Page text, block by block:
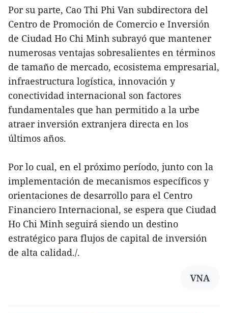
Por su parte, Cao Thi Phi Van subdirectora del
Centro de Promoción de Comercio e Inversión
de Ciudad Ho Chi Minh subrayó que mantener
numerosas ventajas sobresalientes en términos
de tamaño de mercado, ecosistema empresarial,
infraestructura logística, innovación y
conectividad internacional son factores
fundamentales que han permitido a la urbe
atraer inversión extranjera directa en los
últimos años.
Por lo cual, en el próximo período, junto con la
implementación de mecanismos específicos y
orientaciones de desarrollo para el Centro
Financiero Internacional, se espera que Ciudad
Ho Chi Minh seguirá siendo un destino
estratégico para flujos de capital de inversión
de alta calidad./.
VNA